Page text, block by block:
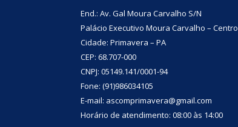
End.: Av. Gal Moura Carvalho S/N
Palácio Executivo Moura Carvalho – Centro
Cidade: Primavera – PA
CEP: 68.707-000
CNPJ: 05149.141/0001-94
Fone: (91)986034105
E-mail: ascomprimavera@gmail.com
Horário de atendimento: 08:00 às 14:00